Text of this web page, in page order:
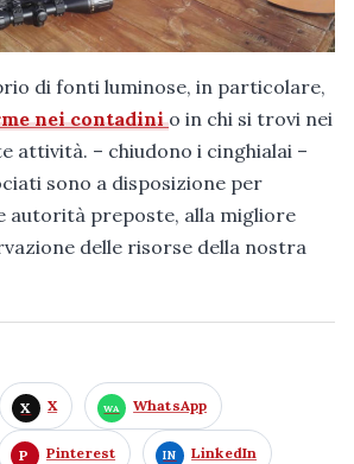
di fonti luminose, in particolare,
nei contadinio in chi si trovi nei
attività. – chiudono i cinghialai –
sono a disposizione per
autorità preposte, alla migliore
delle risorse della nostra
X WhatsApp
Pinterest LinkedIn